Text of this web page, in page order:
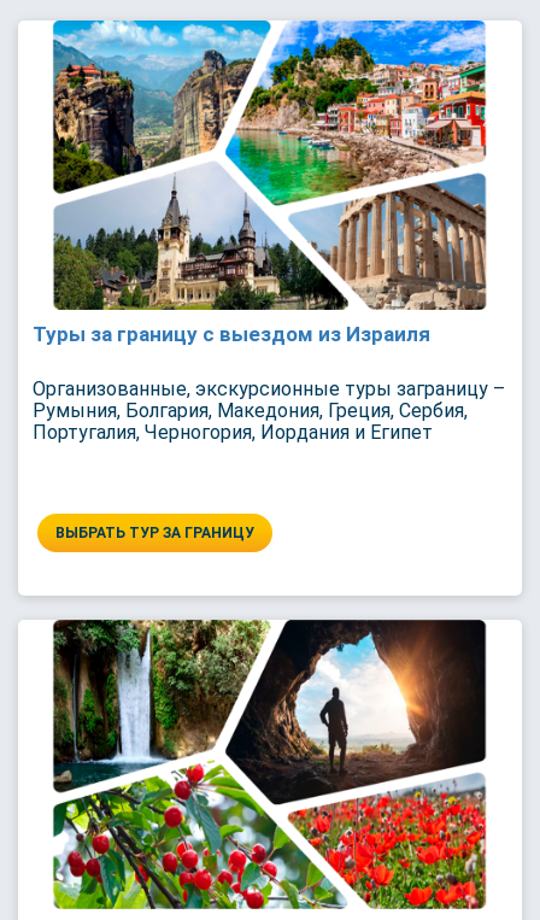
Туры за границу с выездом из Израиля
Организованные, экскурсионные туры заграницу –
Румыния, Болгария, Македония, Греция, Сербия,
Португалия, Черногория, Иордания и Египет
ВЫБРАТЬ ТУР ЗА ГРАНИЦУ